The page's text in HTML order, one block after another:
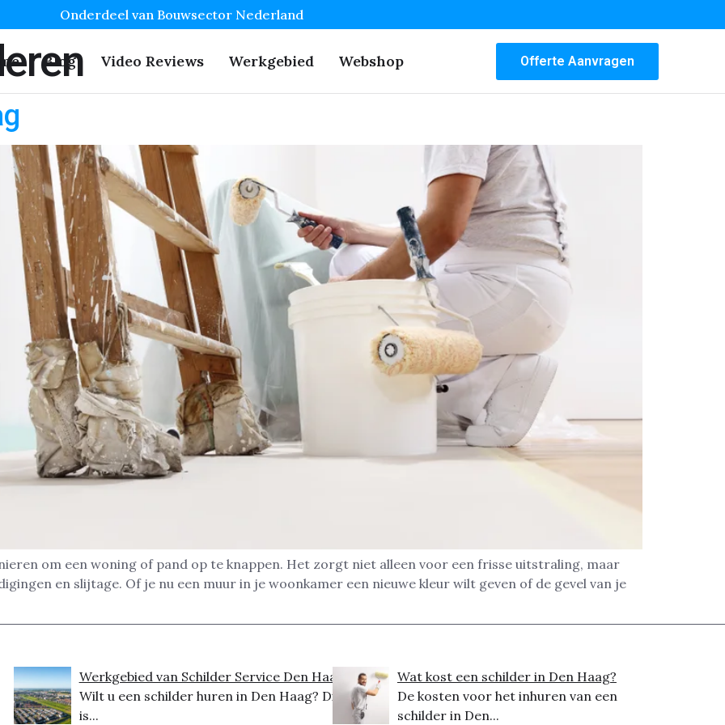
Onderdeel van Bouwsector Nederland
Blog Video Reviews Werkgebied Webshop Offerte Aanvragen
om een woning of pand op te knappen. Het zorgt niet alleen voor een frisse uitstraling, maar
en slijtage. Of je nu een muur in je woonkamer een nieuwe kleur wilt geven of de gevel van je
Werkgebied van Schilder Service Den Haag
Wilt u een schilder huren in Den Haag? Dit
is...
Wat kost een schilder in Den Haag?
De kosten voor het inhuren van een
schilder in Den...